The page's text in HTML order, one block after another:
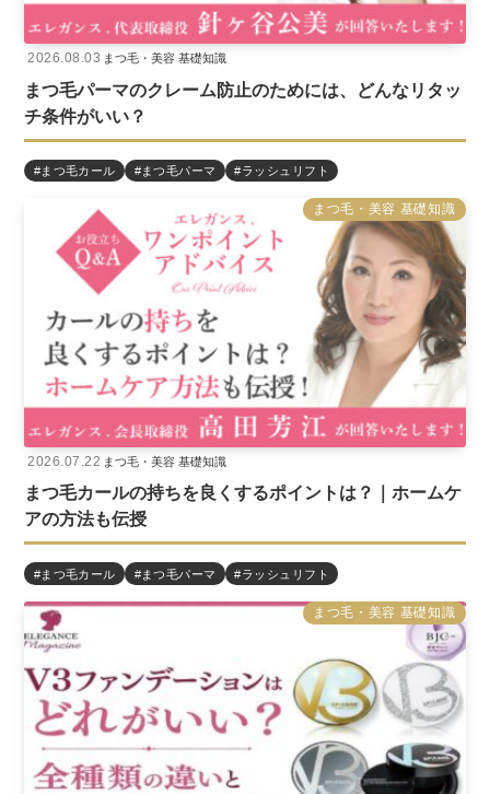
まつ毛パーマのクレーム防止のためには、どんなリタッ
チ条件がいい？
#まつ毛カール #まつ毛パーマ #ラッシュリフト
2026.08.03 まつ毛・美容 基礎知識
まつ毛・美容 基礎知識
まつ毛カールの持ちを良くするポイントは？｜ホームケ
アの方法も伝授
#まつ毛カール #まつ毛パーマ #ラッシュリフト
2026.07.22 まつ毛・美容 基礎知識
まつ毛・美容 基礎知識